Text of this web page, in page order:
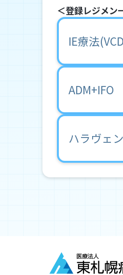
＜登録レジメン
IE療法
ADM+IFO
ハラヴェン